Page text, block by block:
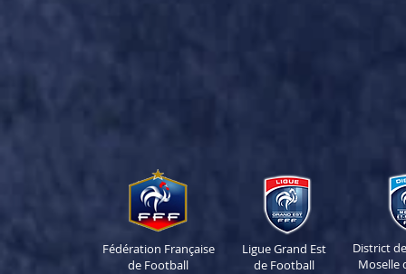
Fédération Française
de Football
Ligue Grand Est
de Football
District
Moselle